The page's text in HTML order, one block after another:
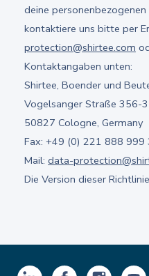
deine
kontaktiere uns bitte per
protection@shirtee.com
Kontaktangaben unten:
Shirtee, Boender und
Vogelsanger Straße 356-
50827 Cologne, Germany
Fax: +49 (0) 221 888 999
Mail: data-
Die Version dieser